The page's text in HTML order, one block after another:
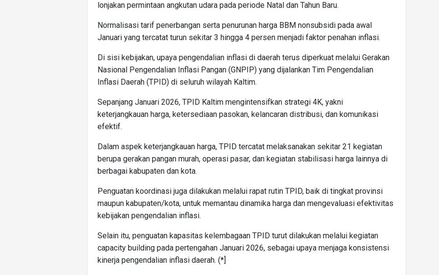
lonjakan permintaan angkutan udara pada periode Natal dan Tahun Baru.
Normalisasi tarif penerbangan serta penurunan harga BBM nonsubsidi pada awal
Januari yang tercatat turun sekitar 3 hingga 4 persen menjadi faktor penahan inflasi.
Di sisi kebijakan, upaya pengendalian inflasi di daerah terus diperkuat melalui Gerakan
Nasional Pengendalian Inflasi Pangan (GNPIP) yang dijalankan Tim Pengendalian
Inflasi Daerah (TPID) di seluruh wilayah Kaltim.
Sepanjang Januari 2026, TPID Kaltim mengintensifkan strategi 4K, yakni
keterjangkauan harga, ketersediaan pasokan, kelancaran distribusi, dan komunikasi
efektif.
Dalam aspek keterjangkauan harga, TPID tercatat melaksanakan sekitar 21 kegiatan
berupa gerakan pangan murah, operasi pasar, dan kegiatan stabilisasi harga lainnya di
berbagai kabupaten dan kota.
Penguatan koordinasi juga dilakukan melalui rapat rutin TPID, baik di tingkat provinsi
maupun kabupaten/kota, untuk memantau dinamika harga dan mengevaluasi efektivitas
kebijakan pengendalian inflasi.
Selain itu, penguatan kapasitas kelembagaan TPID turut dilakukan melalui kegiatan
capacity building pada pertengahan Januari 2026, sebagai upaya menjaga konsistensi
kinerja pengendalian inflasi daerah. (*]